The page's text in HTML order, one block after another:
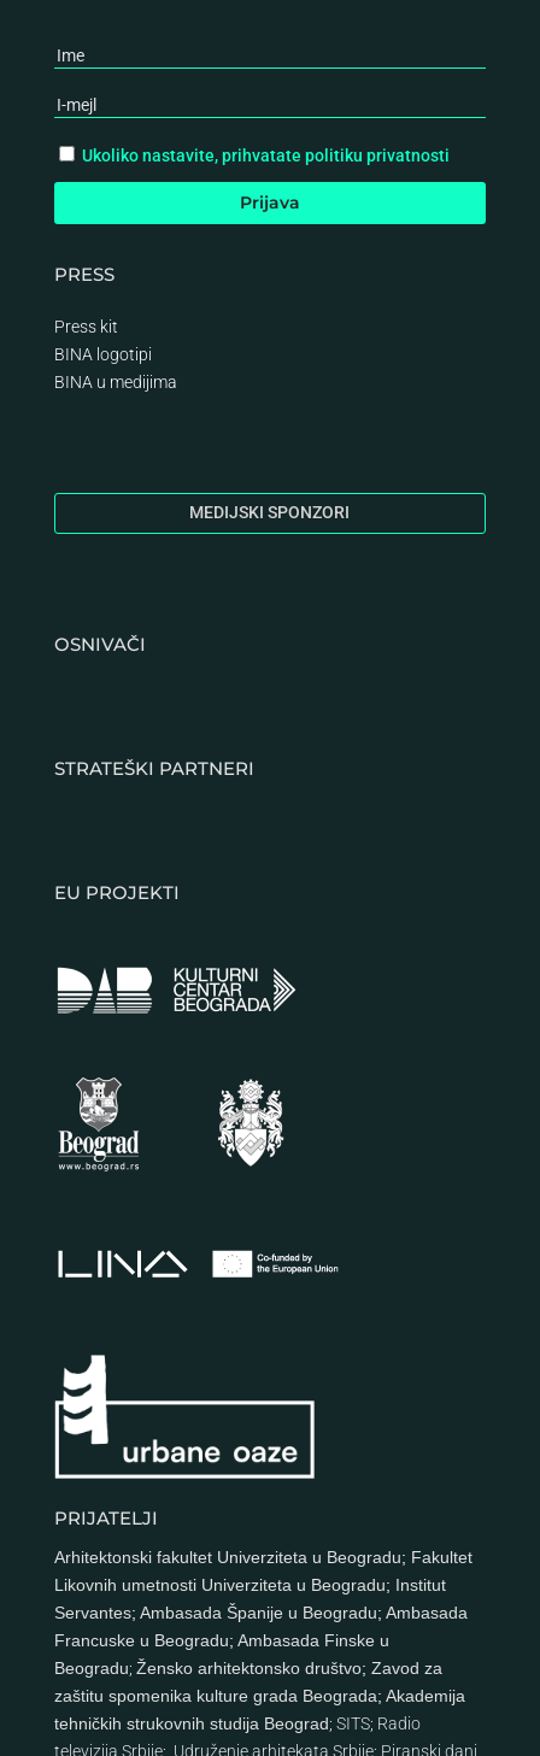
Ukoliko nastavite, prihvatate politiku privatnosti
PRESS
Press kit
BINA logotipi
BINA u medijima
MEDIJSKI SPONZORI
OSNIVAČI
STRATEŠKI PARTNERI
EU PROJEKTI
PRIJATELJI
Arhitektonski fakultet Univerziteta u Beogradu; Fakultet
Likovnih umetnosti Univerziteta u Beogradu; Institut
Servantes; Ambasada Španije u Beogradu; Ambasada
Francuske u Beogradu; Ambasada Finske u
Beogradu; Žensko arhitektonsko društvo; Zavod za
zaštitu spomenika kulture grada Beograda; Akademija
tehničkih strukovnih studija Beograd; SITS; Radio
televizija Srbije; Udruženje arhitekata Srbije; Piranski dani